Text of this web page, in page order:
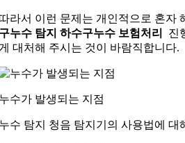
라서 이런 문제는 개인적으로 혼자
누수 탐지 하수구누수 보험처리
진
대처해 주시는 것이 바람직합니다.
수가 발생되는 지점
수 탐지 청음 탐지기의 사용법에 대